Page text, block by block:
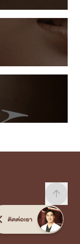
ติดต่อเรา